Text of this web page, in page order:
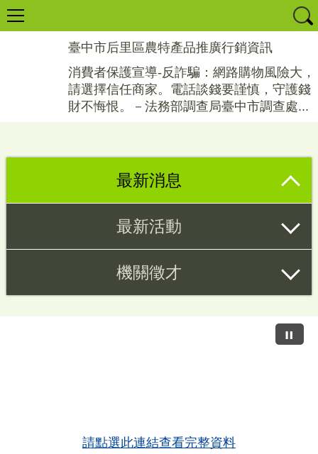
臺中市后里區農特產品推廣行銷資訊
消費者保護宣導-反詐騙：網路購物風險大，
請選擇信任商家。電話談錢要謹慎，守護錢
財不悔恨。－法務部調查局臺中市調查處...
最新消息
最新活動
機關徵才
請點選此連結查看完整資料